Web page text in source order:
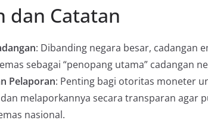
dan Catatan
: Dibanding negara besar, cadangan
sebagai “penopang utama” cadangan
Pelaporan: Penting bagi otoritas moneter
melaporkannya secara transparan agar
nasional.